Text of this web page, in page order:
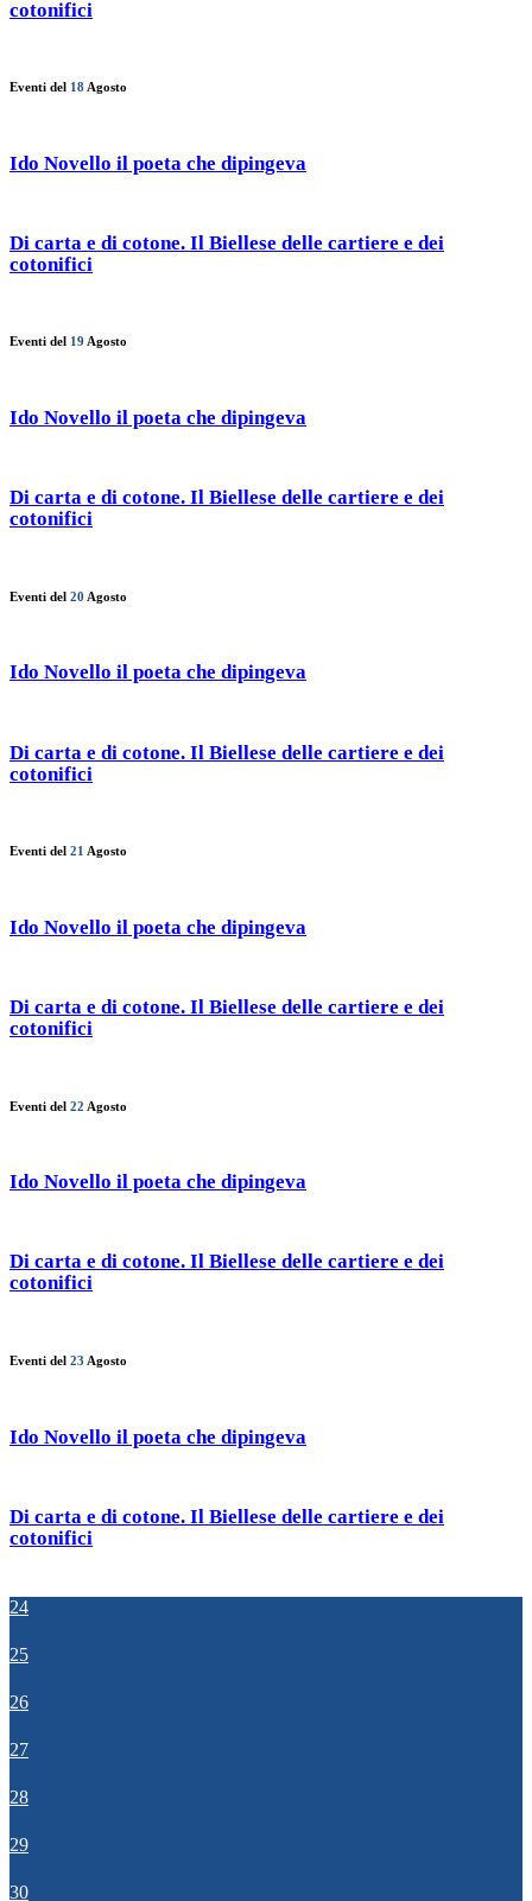
cotonifici
Eventi del 18 Agosto
Ido Novello il poeta che dipingeva
Di carta e di cotone. Il Biellese delle cartiere e dei
cotonifici
Eventi del 19 Agosto
Ido Novello il poeta che dipingeva
Di carta e di cotone. Il Biellese delle cartiere e dei
cotonifici
Eventi del 20 Agosto
Ido Novello il poeta che dipingeva
Di carta e di cotone. Il Biellese delle cartiere e dei
cotonifici
Eventi del 21 Agosto
Ido Novello il poeta che dipingeva
Di carta e di cotone. Il Biellese delle cartiere e dei
cotonifici
Eventi del 22 Agosto
Ido Novello il poeta che dipingeva
Di carta e di cotone. Il Biellese delle cartiere e dei
cotonifici
Eventi del 23 Agosto
Ido Novello il poeta che dipingeva
Di carta e di cotone. Il Biellese delle cartiere e dei
cotonifici
24
25
26
27
28
29
30